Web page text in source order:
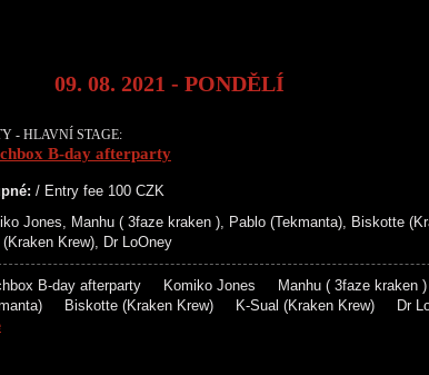
09. 08. 2021 - PONDĚLÍ
- HLAVNÍ STAGE:
B-day afterparty
/ Entry fee 100 CZK
Jones, Manhu ( 3faze kraken ), Pablo (Tekmanta), Biskotte
Krew), Dr LoOney
B-day afterparty Komiko Jones Manhu ( 3faze
Biskotte (Kraken Krew) K-Sual (Kraken Krew) Dr